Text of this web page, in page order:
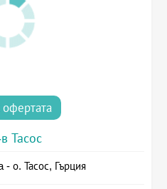
Тасос
о. Тасос, Гърция